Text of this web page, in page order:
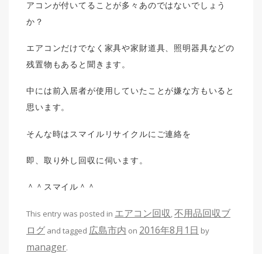
アコンが付いてることが多々あのではないでしょう
か？
エアコンだけでなく家具や家財道具、照明器具などの
残置物もあると聞きます。
中には前入居者が使用していたことが嫌な方もいると
思います。
そんな時はスマイルリサイクルにご連絡を
即、取り外し回収に伺います。
＾＾スマイル＾＾
This entry was posted in エアコン回収,不用品回収ブ
ログ and tagged 広島市内 on 2016年8月1日 by
manager.